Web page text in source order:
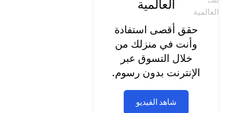
العالمية
حقق أقصى استفادة
وأنت في منزلك من
خلال التسوق عبر
الإنترنت بدون رسوم.
شاهد الفيديو